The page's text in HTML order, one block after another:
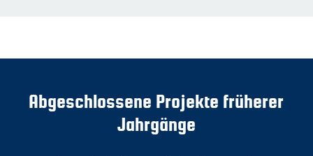
Abgeschlossene Projekte früherer
Jahrgänge